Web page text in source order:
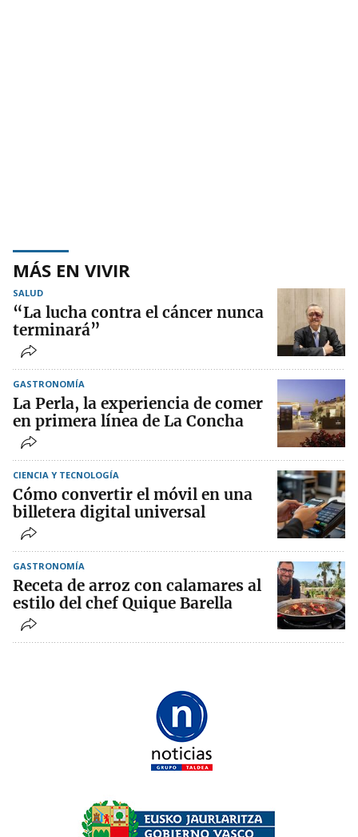
MÁS EN VIVIR
SALUD
“La lucha contra el cáncer nunca
terminará”
GASTRONOMÍA
La Perla, la experiencia de comer
en primera línea de La Concha
CIENCIA Y TECNOLOGÍA
Cómo convertir el móvil en una
billetera digital universal
GASTRONOMÍA
Receta de arroz con calamares al
estilo del chef Quique Barella